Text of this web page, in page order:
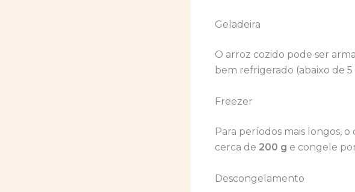
Geladeira
O arroz cozido pode ser
bem refrigerado (abaixo de
Freezer
Para períodos mais longos,
cerca de 200 g e congele
Descongelamento